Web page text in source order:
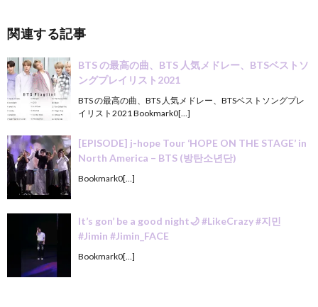
関連する記事
BTS の最高の曲、BTS 人気メドレー、BTSベストソ
ングプレイリスト2021
BTS の最高の曲、BTS 人気メドレー、BTSベストソングプレ
イリスト2021 Bookmark0[…]
[EPISODE] j-hope Tour ‘HOPE ON THE STAGE’ in
North America – BTS (방탄소년단)
Bookmark0[…]
It’s gon’ be a good night🌙 #LikeCrazy #지민
#Jimin #Jimin_FACE
Bookmark0[…]